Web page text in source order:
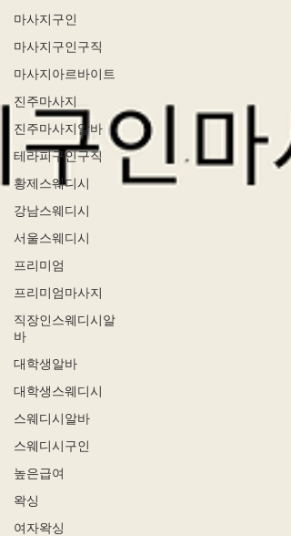
마사지구인
마사지구인구직
마사지아르바이트
진주마사지
진주마사지알바
테라피구인구직
황제스웨디시
강남스웨디시
서울스웨디시
프리미엄
프리미엄마사지
직장인스웨디시알
바
대학생알바
대학생스웨디시
스웨디시알바
스웨디시구인
높은급여
왁싱
여자왁싱